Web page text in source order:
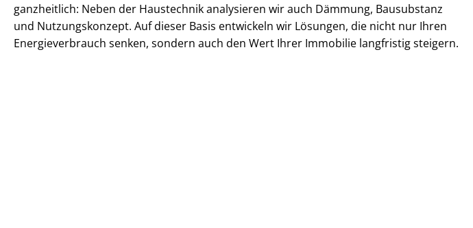
ganzheitlich: Neben der Haustechnik analysieren wir auch Dämmung, Bausubstanz
und Nutzungskonzept. Auf dieser Basis entwickeln wir Lösungen, die nicht nur Ihren
En­er­gie­ver­brauch senken, sondern auch den Wert Ihrer Immobilie langfristig steigern.